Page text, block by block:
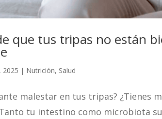
que tus tripas no están
2025 | Nutrición, Salud
malestar en tus tripas? ¿Tienes
tu intestino como microbiota